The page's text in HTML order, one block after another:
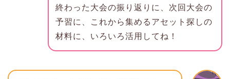
終わった大会の振り返りに、次回大会の
予習に、これから集めるアセット探しの
材料に、いろいろ活用してね！